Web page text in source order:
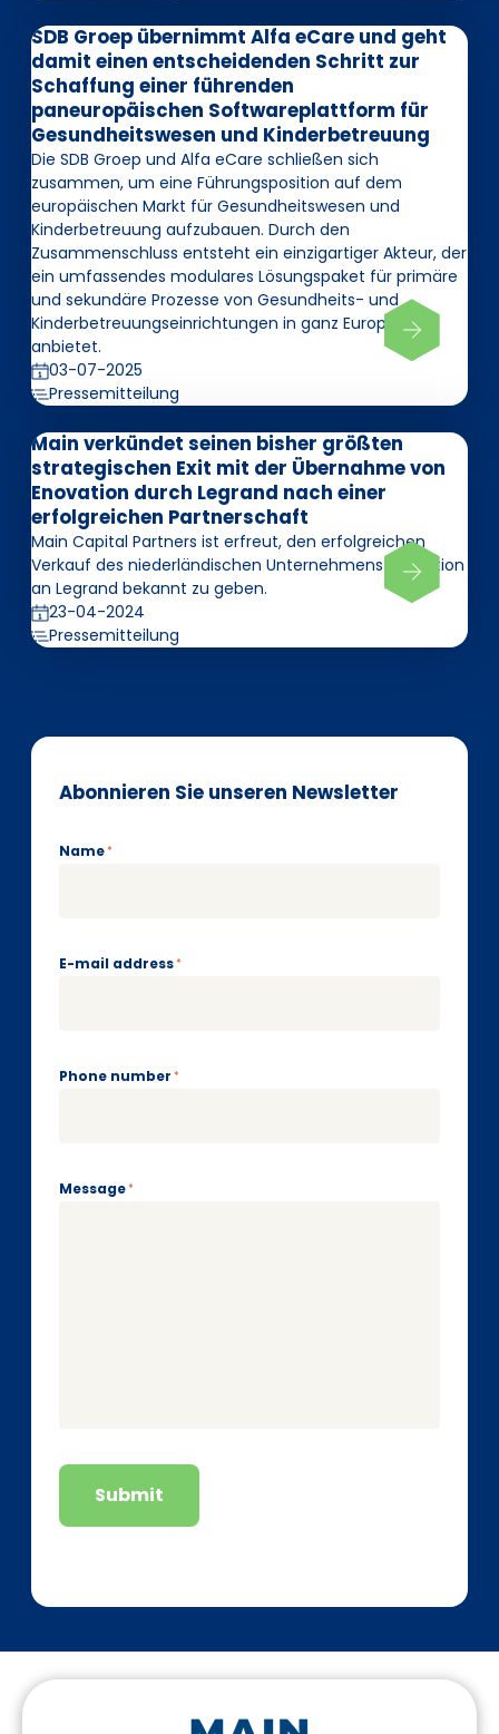
SDB Groep übernimmt Alfa eCare und geht
damit einen entscheidenden Schritt zur
Schaffung einer führenden
paneuropäischen Softwareplattform für
Gesundheitswesen und Kinderbetreuung
Die SDB Groep und Alfa eCare schließen sich
zusammen, um eine Führungsposition auf dem
europäischen Markt für Gesundheitswesen und
Kinderbetreuung aufzubauen. Durch den
Zusammenschluss entsteht ein einzigartiger Akteur, der
ein umfassendes modulares Lösungspaket für primäre
und sekundäre Prozesse von Gesundheits- und
Kinderbetreuungseinrichtungen in ganz Europa
anbietet.
03-07-2025
Pressemitteilung
Main verkündet seinen bisher größten
strategischen Exit mit der Übernahme von
Enovation durch Legrand nach einer
erfolgreichen Partnerschaft
Main Capital Partners ist erfreut, den erfolgreichen
Verkauf des niederländischen Unternehmens Enovation
an Legrand bekannt zu geben.
23-04-2024
Pressemitteilung
Abonnieren Sie unseren Newsletter
Name*
E-mail address*
Phone number *
Message*
Submit